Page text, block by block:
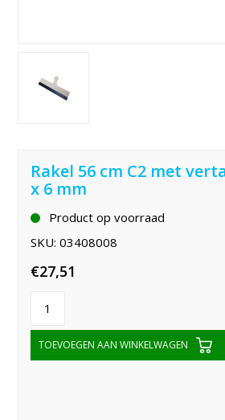
Rakel 56 cm C2 met
x 6 mm
Product op voorraad
SKU:03408008
€27,51
TOEVOEGEN AAN WINKELWAGEN